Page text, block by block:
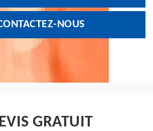
NOUS
GRATUIT